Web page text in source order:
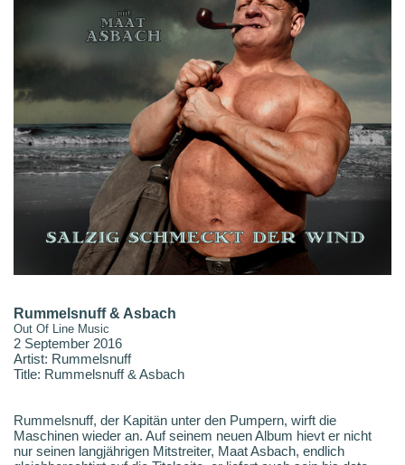
Rummelsnuff & Asbach
Out Of Line Music
2 September 2016
Artist: Rummelsnuff
Title: Rummelsnuff & Asbach
Rummelsnuff, der Kapitän unter den Pumpern, wirft die
Maschinen wieder an. Auf seinem neuen Album hievt er nicht
nur seinen langjährigen Mitstreiter, Maat Asbach, endlich